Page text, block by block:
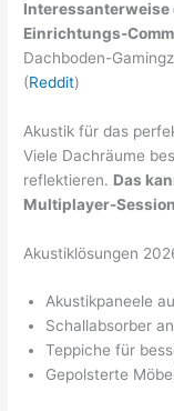
Interessanterweise
Einrichtungs-
Dachboden-
(Reddit)
Akustik für das
Viele Dachräume
reflektieren. Das
Multiplayer-
Akustiklösungen
Akustikpaneele
Schallabsorber
Teppiche für
Gepolsterte Möbel